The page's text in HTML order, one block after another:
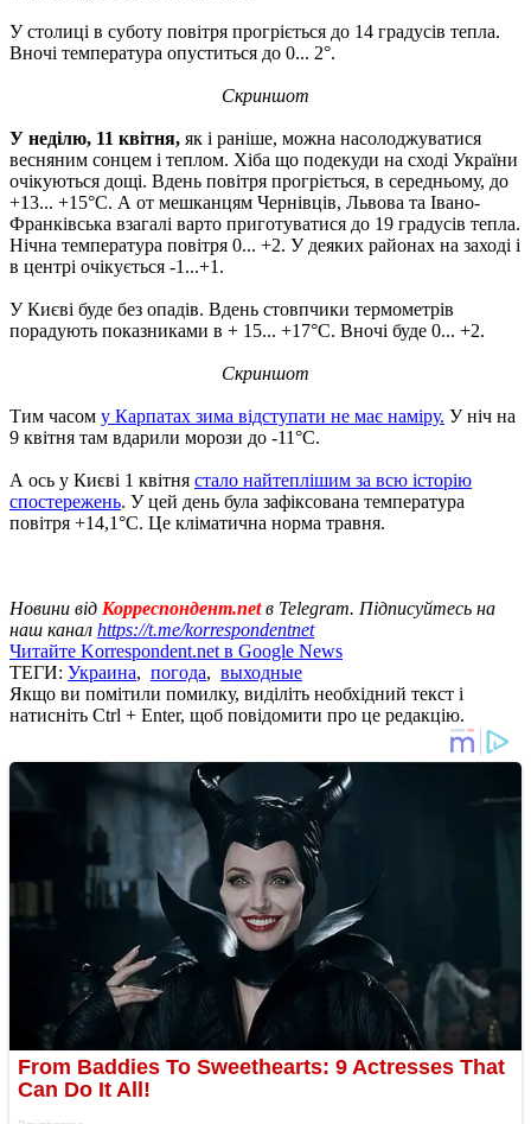
У столиці в суботу повітря прогріється до 14 градусів тепла.
Вночі температура опуститься до 0... 2°.
Скриншот
У неділю, 11 квітня, як і раніше, можна насолоджуватися
весняним сонцем і теплом. Хіба що подекуди на сході України
очікуються дощі. Вдень повітря прогріється, в середньому, до
+13... +15°С. А от мешканцям Чернівців, Львова та Івано-
Франківська взагалі варто приготуватися до 19 градусів тепла.
Нічна температура повітря 0... +2. У деяких районах на заході і
в центрі очікується -1...+1.
У Києві буде без опадів. Вдень стовпчики термометрів
порадують показниками в + 15... +17°С. Вночі буде 0... +2.
Скриншот
Тим часом у Карпатах зима відступати не має наміру. У ніч на
9 квітня там вдарили морози до -11°С.
А ось у Києві 1 квітня стало найтеплішим за всю історію
спостережень. У цей день була зафіксована температура
повітря +14,1°С. Це кліматична норма травня.
Новини від Корреспондент.netв Telegram. Підписуйтесь на
наш канал https://t.me/korrespondentnet
Читайте Korrespondent.net в Google News
ТЕГИ: Украина, погода, выходные
Якщо ви помітили помилку, виділіть необхідний текст і
натисніть Ctrl + Enter, щоб повідомити про це редакцію.